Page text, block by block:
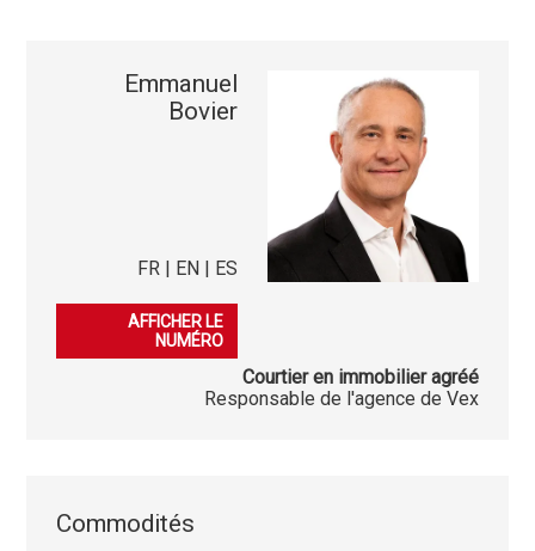
Emmanuel
Bovier
FR | EN | ES
079 225 07 22
AFFICHER LE
NUMÉRO
Courtier en immobilier agréé
Responsable de l'agence de Vex
Commodités